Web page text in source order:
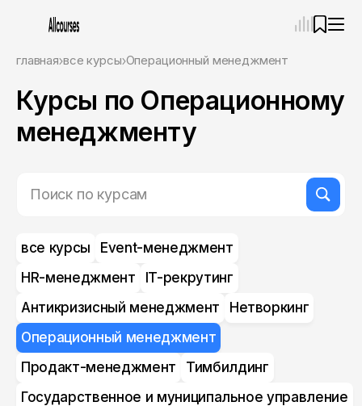
главная все курсы Операционный менеджмент
Курсы по Операционному
менеджменту
все курсы
Event-менеджмент
HR-менеджмент
IT-рекрутинг
Антикризисный менеджмент
Нетворкинг
Операционный менеджмент
Продакт-менеджмент
Тимбилдинг
Государственное и муниципальное управление
Ассистент 09.08.26, 10:53
Привет! Я Ваш карьерный навигатор. Подберу
курсы, которые соответствует именно вашим
целям.
Приступим?